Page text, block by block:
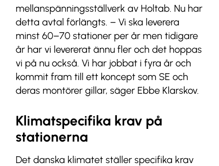
mellanspänningsställverk av Holtab. Nu har
detta avtal förlängts. – Vi ska leverera
minst 60–70 stationer per år men tidigare
år har vi levererat ännu fler och det hoppas
vi på nu också. Vi har jobbat i fyra år och
kommit fram till ett koncept som SE och
deras montörer gillar, säger Ebbe Klarskov.
Klimatspecifika krav på
stationerna
Det danska klimatet ställer specifika krav